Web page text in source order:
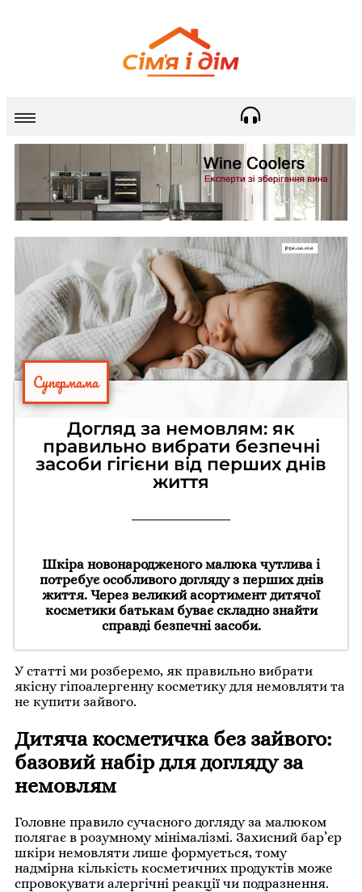
Супермама
Догляд за немовлям: як
правильно вибрати безпечні
засоби гігієни від перших днів
життя
Шкіра новонародженого малюка чутлива і
потребує особливого догляду з перших днів
життя. Через великий асортимент дитячої
косметики батькам буває складно знайти
справді безпечні засоби.
У статті ми розберемо, як правильно вибрати
якісну гіпоалергенну косметику для немовляти та
не купити зайвого.
Дитяча косметичка без зайвого:
базовий набір для догляду за
немовлям
Головне правило сучасного догляду за малюком
полягає в розумному мінімалізмі. Захисний бар’єр
шкіри немовляти лише формується, тому
надмірна кількість косметичних продуктів може
спровокувати алергічні реакції чи подразнення.